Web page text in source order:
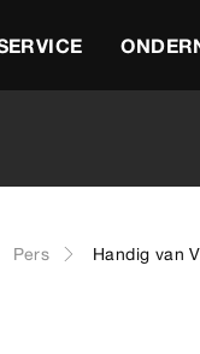
Pers Handig van